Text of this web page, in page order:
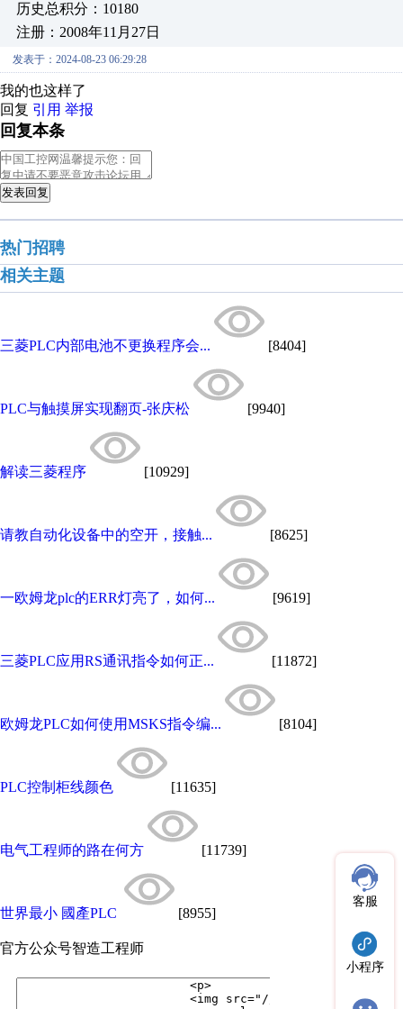
历史总积分：10180
注册：2008年11月27日
发表于：2024-08-23 06:29:28
我的也这样了
回复 引用 举报
回复本条
发表回复
热门招聘
相关主题
三菱PLC内部电池不更换程序会... [8404]
PLC与触摸屏实现翻页-张庆松 [9940]
解读三菱程序 [10929]
请教自动化设备中的空开，接触... [8625]
一欧姆龙plc的ERR灯亮了，如何... [9619]
三菱PLC应用RS通讯指令如何正... [11872]
欧姆龙PLC如何使用MSKS指令编... [8104]
PLC控制柜线颜色 [11635]
电气工程师的路在何方 [11739]
世界最小 國產PLC [8955]
官方公众号智造工程师
客服
小程序